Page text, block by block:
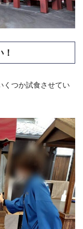
くつか試食させてい